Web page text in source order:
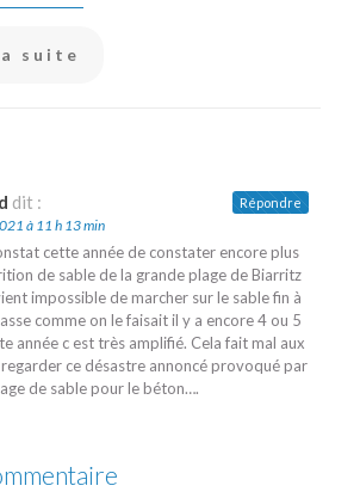
suite
dit :
à 11 h 13 min
cette année de constater encore plus
de sable de la grande plage de Biarritz
impossible de marcher sur le sable fin à
comme on le faisait il y a encore 4 ou 5
année c est très amplifié. Cela fait mal aux
ce désastre annoncé provoqué par
de sable pour le béton….
Répondre